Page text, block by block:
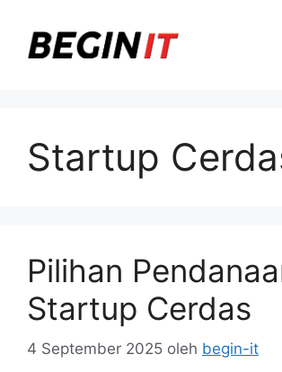
Startup
Pilihan
Startup Cerdas
4 September 2025 oleh begin-it